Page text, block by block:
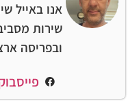
אנו באייל
שירות
ובפריסה